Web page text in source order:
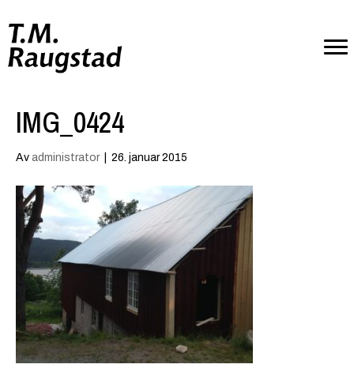
IMG_0424
Av administrator 26. januar 2015